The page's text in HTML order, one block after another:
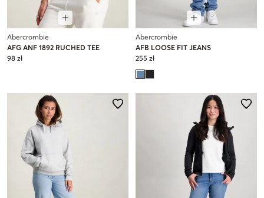
Abercrombie
AFG ANF 1892 RUCHED TEE
98 zł
Abercrombie
AFB LOOSE FIT JEANS
255 zł